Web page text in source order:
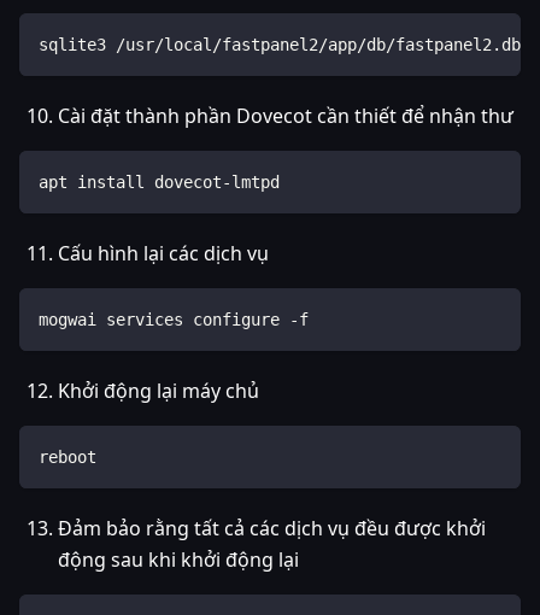
sqlite3 /usr/local/fastpanel2/app/db/fastpanel2.db
Cài đặt thành phần Dovecot cần thiết để nhận thư
apt install dovecot-lmtpd
Cấu hình lại các dịch vụ
mogwai services configure -f
Khởi động lại máy chủ
reboot
Đảm bảo rằng tất cả các dịch vụ đều được khởi
động sau khi khởi động lại